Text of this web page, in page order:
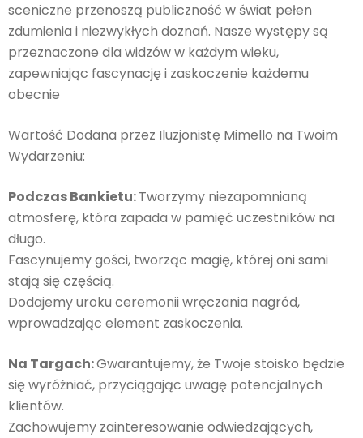
sceniczne przenoszą publiczność w świat pełen
zdumienia i niezwykłych doznań. Nasze występy są
przeznaczone dla widzów w każdym wieku,
zapewniając fascynację i zaskoczenie każdemu
obecnie
Wartość Dodana przez Iluzjonistę Mimello na Twoim
Wydarzeniu:
Podczas Bankietu:Tworzymy niezapomnianą
atmosferę, która zapada w pamięć uczestników na
długo.
Fascynujemy gości, tworząc magię, której oni sami
stają się częścią.
Dodajemy uroku ceremonii wręczania nagród,
wprowadzając element zaskoczenia.
Na Targach:Gwarantujemy, że Twoje stoisko będzie
się wyróżniać, przyciągając uwagę potencjalnych
klientów.
Zachowujemy zainteresowanie odwiedzających,